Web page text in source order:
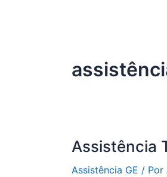
Assistência
Assistência GE / Por